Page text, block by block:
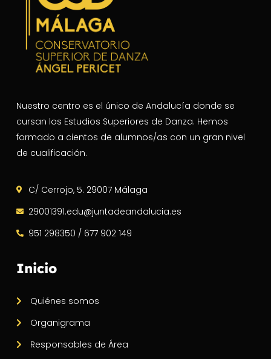
Nuestro centro es el único de Andalucía donde se
cursan los Estudios Superiores de Danza. Hemos
formado a cientos de alumnos/as con un gran nivel
de cualificación.
C/ Cerrojo, 5. 29007 Málaga
29001391.edu@juntadeandalucia.es
951 298350 / 677 902 149
Inicio
Quiénes somos
Organigrama
Responsables de Área